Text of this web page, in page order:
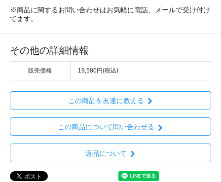
※商品に関するお問い合わせはお気軽に電話、メールで受け付け
てます。
その他の詳細情報
販売価格 19,580円(税込)
この商品を友達に教える
この商品について問い合わせる
返品について